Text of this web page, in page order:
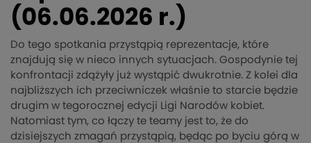
(06.06.2026 r.)
Do tego spotkania przystąpią reprezentacje, które
znajdują się w nieco innych sytuacjach. Gospodynie tej
konfrontacji zdążyły już wystąpić dwukrotnie. Z kolei dla
najbliższych ich przeciwniczek właśnie to starcie będzie
drugim w tegorocznej edycji Ligi Narodów kobiet.
Natomiast tym, co łączy te teamy jest to, że do
dzisiejszych zmagań przystąpią, będąc po byciu górą w